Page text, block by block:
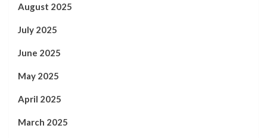
August 2025
July 2025
June 2025
May 2025
April 2025
March 2025